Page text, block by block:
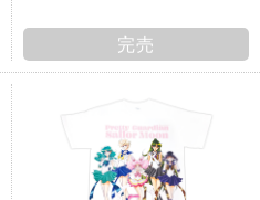
完売